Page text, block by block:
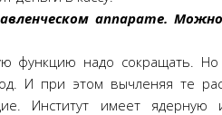
аппарате.
функцию надо сокращать.
И при этом вычленяя те
Институт имеет ядерную